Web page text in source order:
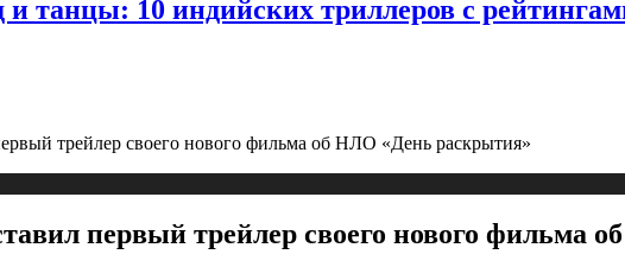
и танцы: 10 индийских триллеров с
трейлер своего нового фильма об НЛО «День раскрытия»
первый трейлер своего нового фильма